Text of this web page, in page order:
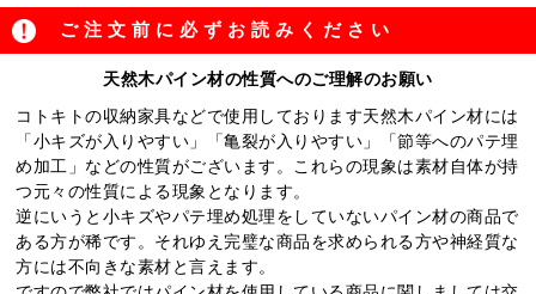
ご注文前に必ずお読みください
天然木パイン材の性質へのご理解のお願い
コトキトの収納家具などで使用しております天然木パイン材には
「小キズが入りやすい」「亀裂が入りやすい」「節等へのパテ埋
め加工」などの性質がございます。これらの現象は素材自体が持
つ元々の性質による現象となります。
逆にいうと小キズやパテ埋め処理をしていないパイン材の商品で
ある方が稀です。それゆえ完璧な商品を求められる方や神経質な
方には不向きな素材と言えます。